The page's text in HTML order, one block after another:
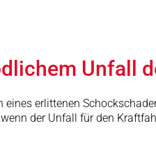
Unfall
erlittenen
der Unfall für den